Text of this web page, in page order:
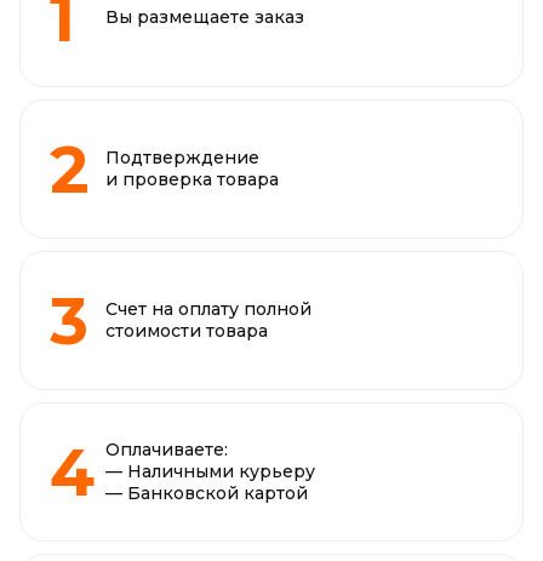
Вы размещаете заказ
Подтверждение
и проверка товара
Счет на оплату полной
стоимости товара
Оплачиваете:
— Наличными курьеру
— Банковской картой